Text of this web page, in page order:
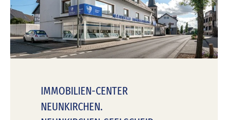
IMMOBILIEN-CENTER
NEUNKIRCHEN.